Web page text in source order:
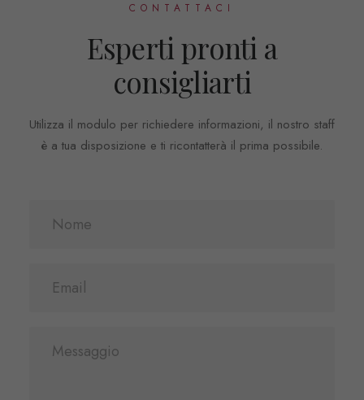
CONTATTACI
Esperti pronti a
consigliarti
Utilizza il modulo per richiedere informazioni, il nostro staff
è a tua disposizione e ti ricontatterà il prima possibile.